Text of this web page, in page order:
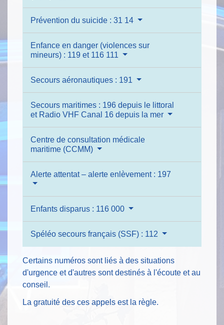
Prévention du suicide : 31 14
Enfance en danger (violences sur
mineurs) : 119 et 116 111
Secours aéronautiques : 191
Secours maritimes : 196 depuis le littoral
et Radio VHF Canal 16 depuis la mer
Centre de consultation médicale
maritime (CCMM)
Alerte attentat – alerte enlèvement : 197
Enfants disparus : 116 000
Spéléo secours français (SSF) : 112
Certains numéros sont liés à des situations
d'urgence et d'autres sont destinés à l'écoute et au
conseil.
La gratuité des ces appels est la règle.